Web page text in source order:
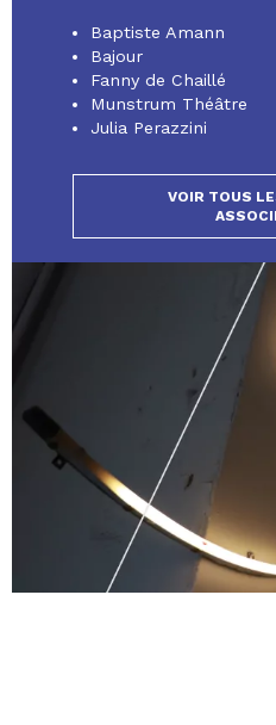
Baptiste Amann
Bajour
Fanny de Chaillé
Munstrum Théâtre
Julia Perazzini
VOIR TOUS